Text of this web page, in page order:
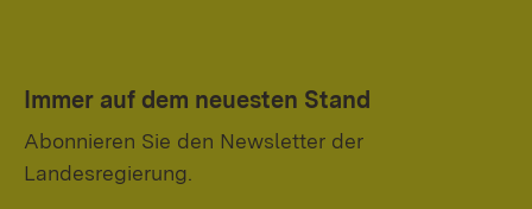
Immer auf dem neuesten Stand
Abonnieren Sie den Newsletter der
Landesregierung.